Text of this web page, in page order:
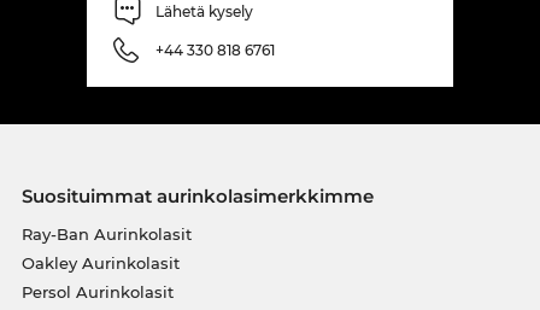
Lähetä kysely
+44 330 818 6761
Suosituimmat aurinkolasimerkkimme
Ray-Ban Aurinkolasit
Oakley Aurinkolasit
Persol Aurinkolasit